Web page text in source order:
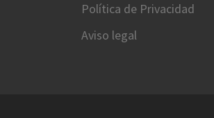
Política de Privacidad
Aviso legal